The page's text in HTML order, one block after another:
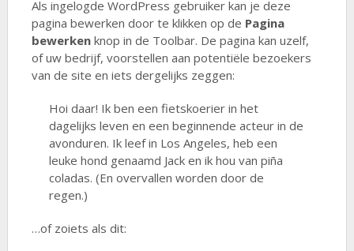
Als ingelogde WordPress gebruiker kan je deze
pagina bewerken door te klikken op de Pagina
bewerkenknop in de Toolbar. De pagina kan uzelf,
of uw bedrijf, voorstellen aan potentiële bezoekers
van de site en iets dergelijks zeggen:
Hoi daar! Ik ben een fietskoerier in het
dagelijks leven en een beginnende acteur in de
avonduren. Ik leef in Los Angeles, heb een
leuke hond genaamd Jack en ik hou van piña
coladas. (En overvallen worden door de
regen.)
…of zoiets als dit: